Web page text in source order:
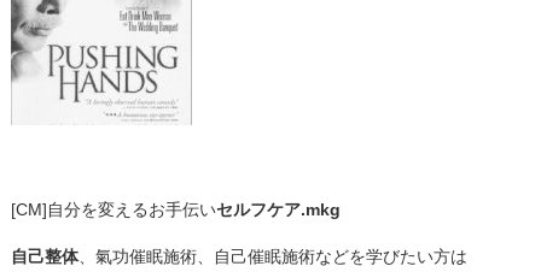
[CM]自分を変えるお手伝いセルフケア.mkg
自己整体、氣功催眠施術、自己催眠施術などを学びたい方は